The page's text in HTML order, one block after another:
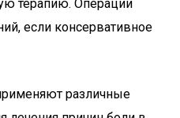
терапию. Операции
если консервативное
различные